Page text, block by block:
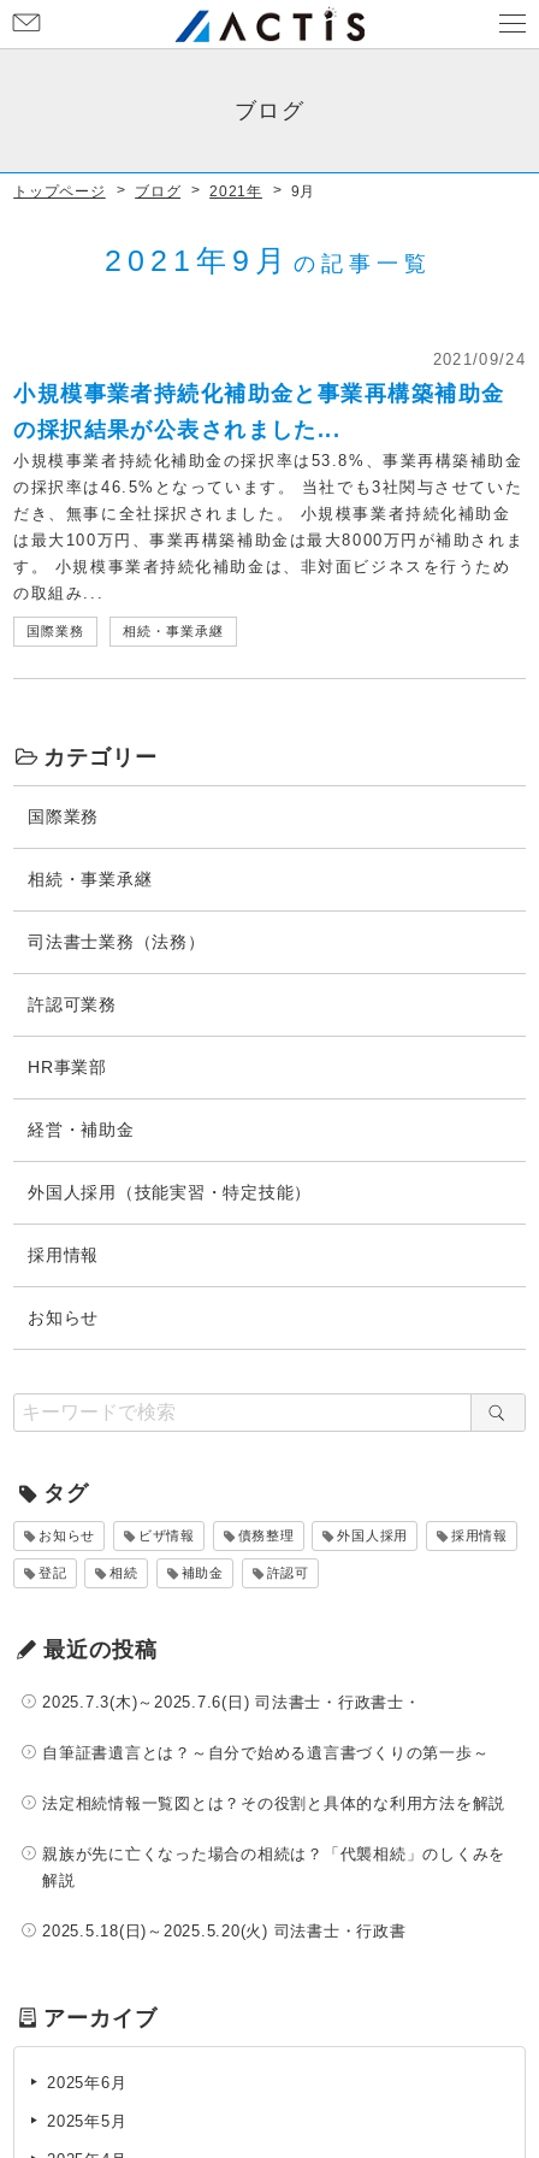
問
ブログ
トップページ ブログ 2021年 9月
2021年9月 の記事一覧
2021/09/24
小規模事業者持続化補助金と事業再構築補助金
の採択結果が公表されました...
小規模事業者持続化補助金の採択率は53.8%、事業再構築補助金
の採択率は46.5%となっています。 当社でも3社関与させていた
だき、無事に全社採択されました。 小規模事業者持続化補助金
は最大100万円、事業再構築補助金は最大8000万円が補助されま
す。 小規模事業者持続化補助金は、非対面ビジネスを行うため
の取組み...
国際業務 相続・事業承継
カテゴリー
国際業務
相続・事業承継
司法書士業務（法務）
許認可業務
HR事業部
経営・補助金
外国人採用（技能実習・特定技能）
採用情報
お知らせ
タグ
お知らせ ビザ情報 債務整理 外国人採用 採用情報
登記 相続 補助金 許認可
最近の投稿
2025.7.3(木)～2025.7.6(日) 司法書士・行政書士・
自筆証書遺言とは？～自分で始める遺言書づくりの第一歩～
法定相続情報一覧図とは？その役割と具体的な利用方法を解説
親族が先に亡くなった場合の相続は？「代襲相続」のしくみを
解説
2025.5.18(日)～2025.5.20(火) 司法書士・行政書
アーカイブ
2025年6月
2025年5月